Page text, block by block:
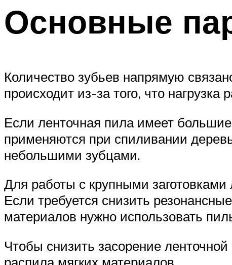
Основные
Количество зубьев напрямую
происходит из-за того, что
Если ленточная пила имеет
применяются при спиливании
небольшими зубцами.
Для работы с крупными
Если требуется снизить
материалов нужно использовать
Чтобы снизить засорение